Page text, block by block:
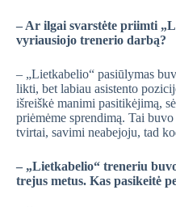
– Ar ilgai svarstėte priimti
vyriausiojo trenerio darbą?
– „Lietkabelio“ pasiūlymas
likti, bet labiau asistento
išreiškė manimi pasitikėjimą,
priėmėme sprendimą. Tai
tvirtai, savimi neabejoju, tad
– „Lietkabelio“ treneriu
trejus metus. Kas pasikeitė